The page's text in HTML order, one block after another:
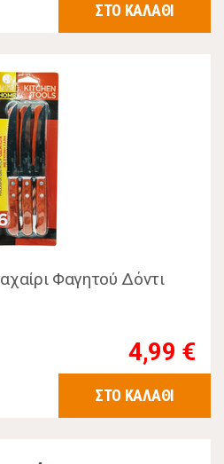
ΣΤΟ ΚΑΛΑΘΙ
Φαγητού Δόντι
4,99 €
ΣΤΟ ΚΑΛΑΘΙ